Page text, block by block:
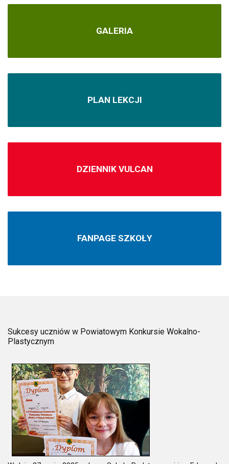
GALERIA
PLAN LEKCJI
DZIENNIK VULCAN
FANPAGE SZKOŁY
Sukcesy uczniów w Powiatowym Konkursie Wokalno-
Plastycznym